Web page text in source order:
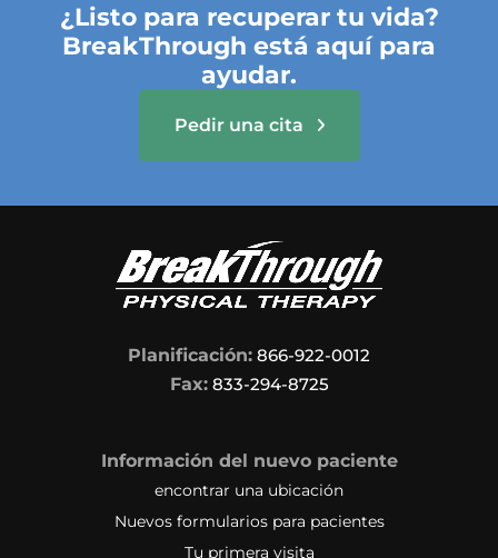
¿Listo para recuperar tu vida?
BreakThrough está aquí para
ayudar.
Pedir una cita
Planificación: 866-922-0012
Fax:833-294-8725
Información del nuevo paciente
encontrar una ubicación
Nuevos formularios para pacientes
Tu primera visita